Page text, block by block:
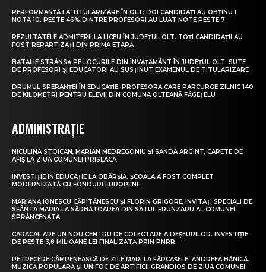
PERFORMANȚĂ LA TITULARIZARE ÎN OLT: DOI CANDIDAȚI AU OBȚINUT
NOTA 10. PESTE 46% DINTRE PROFESORI AU LUAT NOTE PESTE 7
REZULTATELE ADMITERII LA LICEU ÎN JUDEȚUL OLT. TOȚI CANDIDAȚII AU
FOST REPARTIZAȚI DIN PRIMA ETAPĂ
BĂTĂLIE STRÂNSĂ PE LOCURILE DIN ÎNVĂȚĂMÂNT ÎN JUDEȚUL OLT. SUTE
DE PROFESORI ȘI EDUCATORI AU SUSȚINUT EXAMENUL DE TITULARIZARE
DRUMUL SPERANȚEI ÎN EDUCAȚIE. PROFESORA CARE PARCURGE ZILNIC 140
DE KILOMETRI PENTRU ELEVII DIN COMUNA OLTEANĂ FĂGEȚELU
ADMINISTRAȚIE
NICULINA STOICAN, MARIAN MEDREGONIU ȘI SANDA ARGINT, CAPETE DE
AFIȘ LA ZIUA COMUNEI PRISEACA
INVESTIȚIE ÎN EDUCAȚIE LA OBÂRȘIA. ȘCOALA A FOST COMPLET
MODERNIZATĂ CU FONDURI EUROPENE
MARIANA IONESCU CĂPITĂNESCU ȘI FLORIN GRIGORE, INVITAȚI SPECIALI DE
SFÂNTA MARIA LA SĂRBĂTOAREA DIN SATUL FRUNZARU AL COMUNEI
SPRÂNCENATA
CARACAL ARE UN NOU CENTRU DE COLECTARE A DEȘEURILOR. INVESTIȚIE
DE PESTE 3,8 MILIOANE LEI FINALIZATĂ PRIN PNRR
PETRECERE CÂMPENEASCĂ DE ZILE MARI LA FĂRCAȘELE. ANDREEA BĂNICĂ,
MUZICĂ POPULARĂ ȘI UN FOC DE ARTIFICII GRANDIOS DE ZIUA COMUNEI